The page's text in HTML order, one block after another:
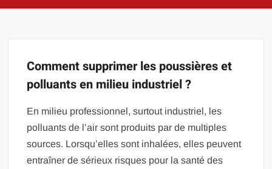
Comment supprimer les poussières et
polluants en milieu industriel ?
En milieu professionnel, surtout industriel, les
polluants de l’air sont produits par de multiples
sources. Lorsqu’elles sont inhalées, elles peuvent
entraîner de sérieux risques pour la santé des